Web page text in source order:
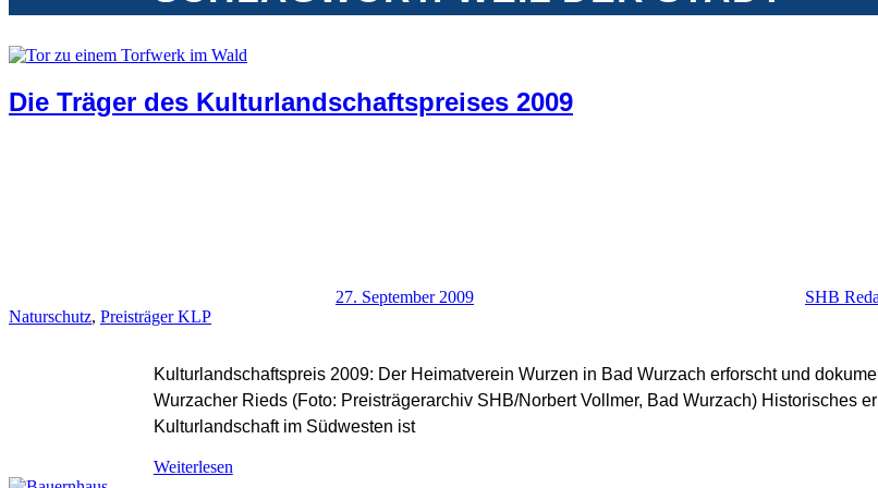
Die Träger des Kulturlandschaftspreises 2009
27. September 2009 SHB
Naturschutz, Preisträger KLP
Kulturlandschaftspreis 2009: Der Heimatverein Wurzen in Bad Wurzach erforscht und
Wurzacher Rieds (Foto: Preisträgerarchiv SHB/Norbert Vollmer, Bad Wurzach) Historisches
Kulturlandschaft im Südwesten ist
Weiterlesen